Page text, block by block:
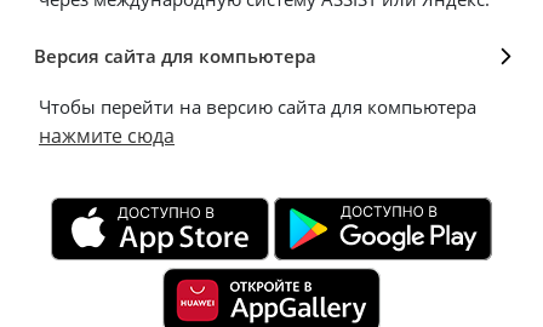
Версия сайта для компьютера
Чтобы перейти на версию сайта для компьютера
нажмите сюда